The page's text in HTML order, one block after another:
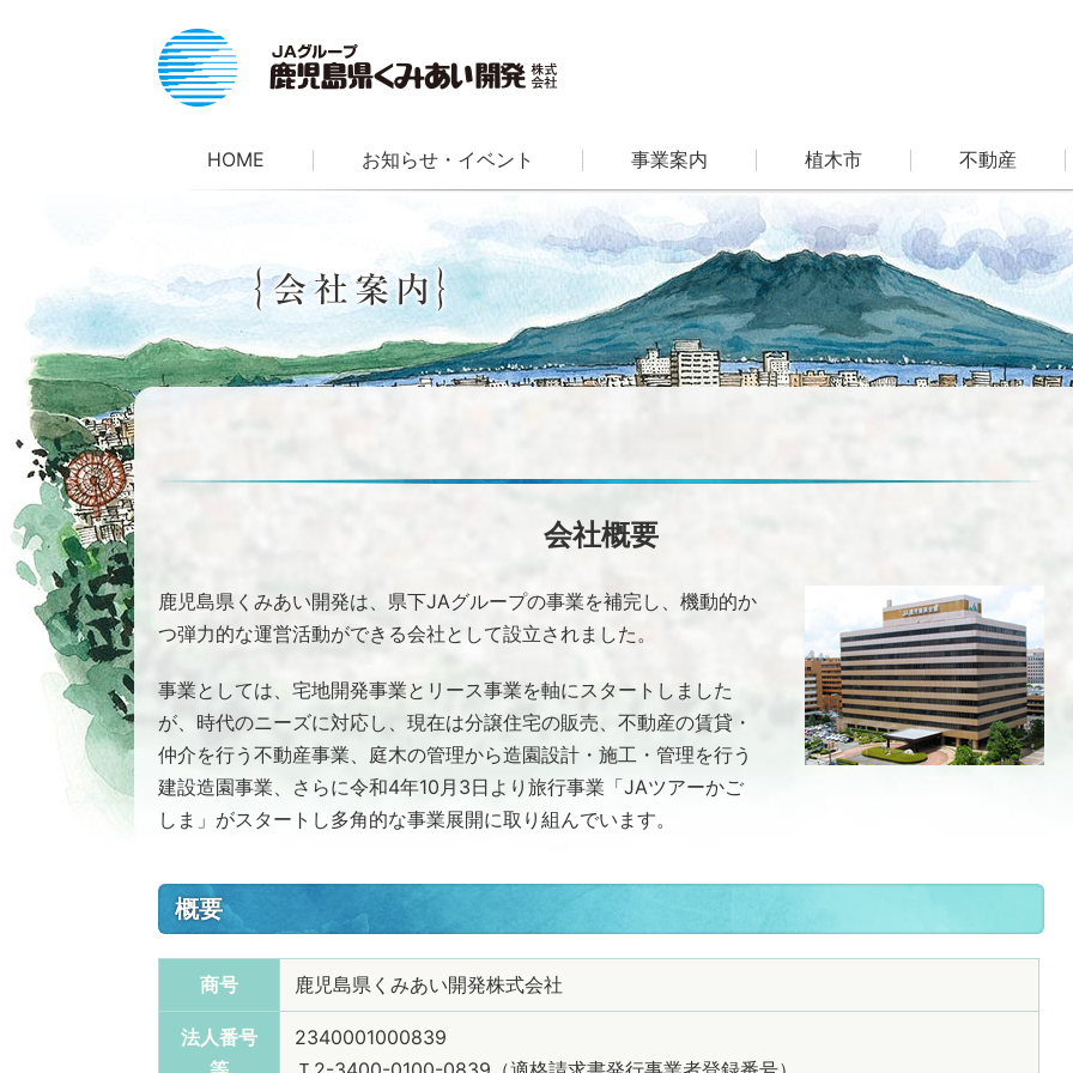
HOME お知らせ・イベント 事業案内 植木市 不動産
会社概要
鹿児島県くみあい開発は、県下JAグループの事業を補完し、機動的か
つ弾力的な運営活動ができる会社として設立されました。
事業としては、宅地開発事業とリース事業を軸にスタートしました
が、時代のニーズに対応し、現在は分譲住宅の販売、不動産の賃貸・
仲介を行う不動産事業、庭木の管理から造園設計・施工・管理を行う
建設造園事業、さらに令和4年10月3日より旅行事業「JAツアーかご
しま」がスタートし多角的な事業展開に取り組んでいます。
概要
商号 鹿児島県くみあい開発株式会社
法人番号
2340001000839